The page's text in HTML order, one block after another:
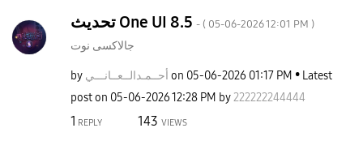
تحديث One UI 8.5 - ( ‎05-06-202612:01 PM )
جالاكسى نوت
by أحــمـدالــعــانـــي on ‎05-06-2026 01:17 PM
Latest
post on ‎05-06-202612:28 PM by222222244444
1 REPLY 143 VIEWS